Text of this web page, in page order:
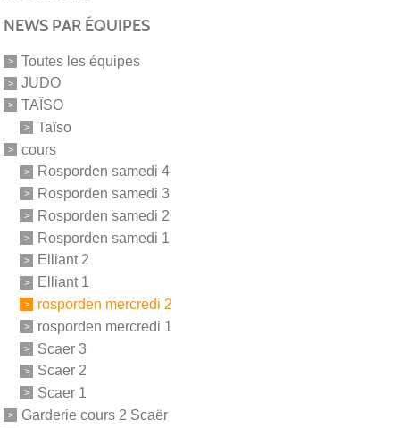
NEWS PAR ÉQUIPES
Toutes les équipes
JUDO
TAÏSO
Taïso
cours
Rosporden samedi 4
Rosporden samedi 3
Rosporden samedi 2
Rosporden samedi 1
Elliant 2
Elliant 1
rosporden mercredi 2
rosporden mercredi 1
Scaer 3
Scaer 2
Scaer 1
Garderie cours 2 Scaër